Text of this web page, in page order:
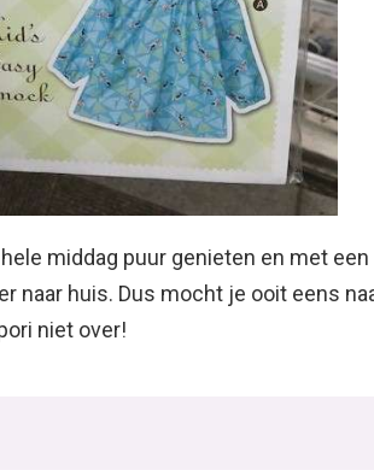
middag puur genieten en met een
naar huis. Dus mocht je ooit eens
niet over!